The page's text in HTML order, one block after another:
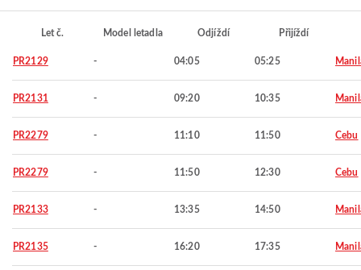
Let č. Model letadla Odjíždí Přijíždí
PR2129 - 04:05 05:25
PR2131 - 09:20 10:35
PR2279 - 11:10 11:50 Cebu
PR2279 - 11:50 12:30 Cebu
PR2133 - 13:35 14:50
PR2135 - 16:20 17:35